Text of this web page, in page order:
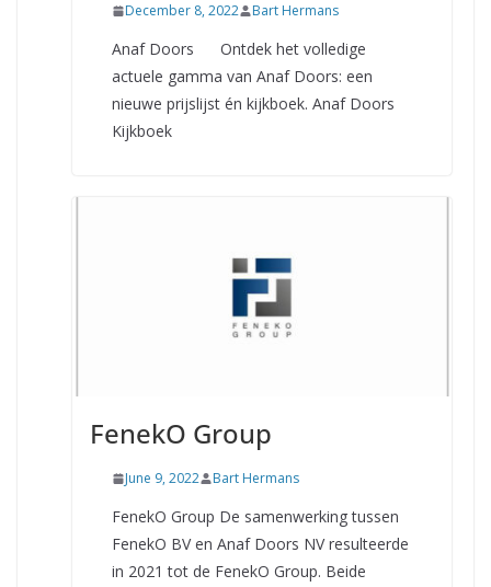
December 8, 2022 Bart Hermans
Anaf Doors Ontdek het volledige
actuele gamma van Anaf Doors: een
nieuwe prijslijst én kijkboek. Anaf Doors
Kijkboek
FenekO Group
June 9, 2022 Bart Hermans
FenekO Group De samenwerking tussen
FenekO BV en Anaf Doors NV resulteerde
in 2021 tot de FenekO Group. Beide